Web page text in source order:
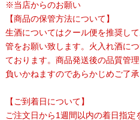
※当店からのお願い
【商品の保管方法について】
生酒についてはクール便を推奨し
管をお願い致します。火入れ酒に
ております。商品発送後の品質管
負いかねますのであらかじめご了承
【ご到着日について】
ご注文日から1週間以内の着日指